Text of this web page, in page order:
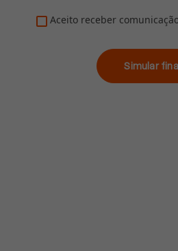
Aceito receber
Simular